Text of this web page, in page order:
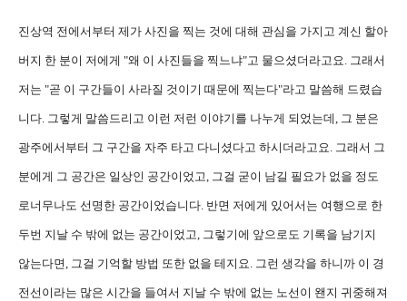
진상역 전에서부터 제가 사진을 찍는 것에 대해 관심을 가지고 계신 할아
버지 한 분이 저에게 "왜 이 사진들을 찍느냐"고 물으셨더라고요. 그래서
저는 "곧 이 구간들이 사라질 것이기 때문에 찍는다"라고 말씀해 드렸습
니다. 그렇게 말씀드리고 이런 저런 이야기를 나누게 되었는데, 그 분은
광주에서부터 그 구간을 자주 타고 다니셨다고 하시더라고요. 그래서 그
분에게 그 공간은 일상인 공간이었고, 그걸 굳이 남길 필요가 없을 정도
로너무나도 선명한 공간이었습니다. 반면 저에게 있어서는 여행으로 한
두번 지날 수 밖에 없는 공간이었고, 그렇기에 앞으로도 기록을 남기지
않는다면, 그걸 기억할 방법 또한 없을 테지요. 그런 생각을 하니까 이 경
전선이라는 많은 시간을 들여서 지날 수 밖에 없는 노선이 왠지 귀중해져